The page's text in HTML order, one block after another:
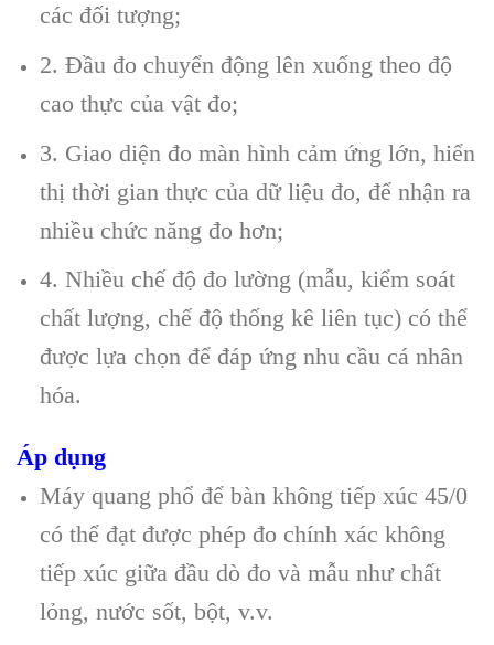
các đối tượng;
2. Đầu đo chuyển động lên xuống theo độ
cao thực của vật đo;
3. Giao diện đo màn hình cảm ứng lớn, hiển
thị thời gian thực của dữ liệu đo, để nhận ra
nhiều chức năng đo hơn;
4. Nhiều chế độ đo lường (mẫu, kiểm soát
chất lượng, chế độ thống kê liên tục) có thể
được lựa chọn để đáp ứng nhu cầu cá nhân
hóa.
Áp dụng
Máy quang phổ để bàn không tiếp xúc 45/0
có thể đạt được phép đo chính xác không
tiếp xúc giữa đầu dò đo và mẫu như chất
lỏng, nước sốt, bột, v.v.